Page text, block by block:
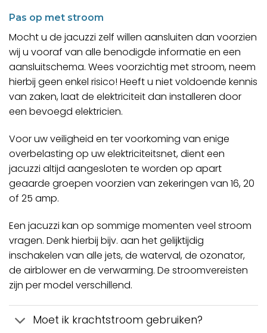
Pas op met stroom
Mocht u de jacuzzi zelf willen aansluiten dan voorzien
wij u vooraf van alle benodigde informatie en een
aansluitschema. Wees voorzichtig met stroom, neem
hierbij geen enkel risico! Heeft u niet voldoende kennis
van zaken, laat de elektriciteit dan installeren door
een bevoegd elektricien.
Voor uw veiligheid en ter voorkoming van enige
overbelasting op uw elektriciteitsnet, dient een
jacuzzi altijd aangesloten te worden op apart
geaarde groepen voorzien van zekeringen van 16, 20
of 25 amp.
Een jacuzzi kan op sommige momenten veel stroom
vragen. Denk hierbij bijv. aan het gelijktijdig
inschakelen van alle jets, de waterval, de ozonator,
de airblower en de verwarming. De stroomvereisten
zijn per model verschillend.
Moet ik krachtstroom gebruiken?